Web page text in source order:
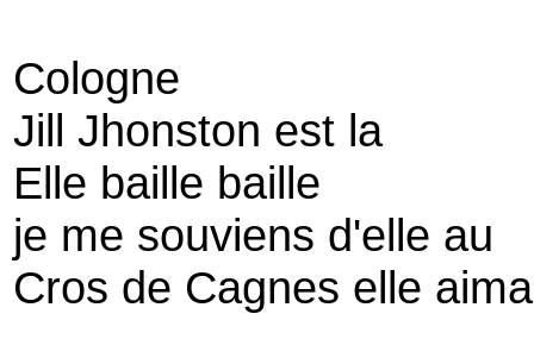
Cologne
Jill Jhonston est la
Elle baille baille
je me souviens d'elle au
Cros de Cagnes elle